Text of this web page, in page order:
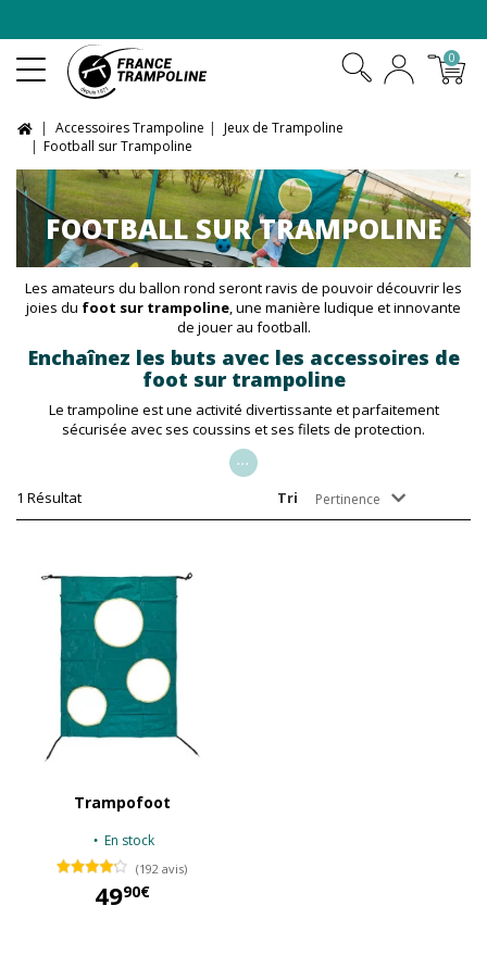
0
Accessoires Trampoline
Jeux de Trampoline
Football sur Trampoline
FOOTBALL SUR TRAMPOLINE
Les amateurs du ballon rond seront ravis de pouvoir découvrir les
joies du foot sur trampoline, une manière ludique et innovante
de jouer au football.
Enchaînez les buts avec les accessoires de
foot sur trampoline
Le trampoline est une activité divertissante et parfaitement
sécurisée avec ses coussins et ses filets de protection.
...
1 Résultat Tri Pertinence
Trampofoot
En stock
(192 avis)
4990€